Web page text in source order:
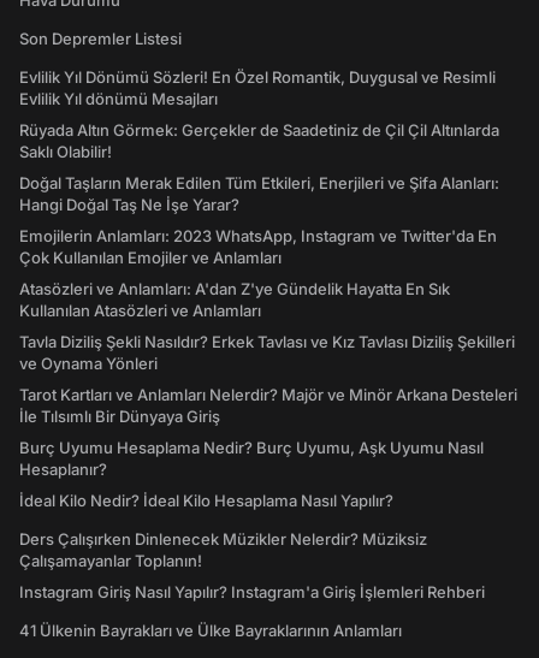
Son Depremler Listesi
Evlilik Yıl Dönümü Sözleri! En Özel Romantik, Duygusal ve Resimli
Evlilik Yıl dönümü Mesajları
Rüyada Altın Görmek: Gerçekler de Saadetiniz de Çil Çil Altınlarda
Saklı Olabilir!
Doğal Taşların Merak Edilen Tüm Etkileri, Enerjileri ve Şifa Alanları:
Hangi Doğal Taş Ne İşe Yarar?
Emojilerin Anlamları: 2023 WhatsApp, Instagram ve Twitter'da En
Çok Kullanılan Emojiler ve Anlamları
Atasözleri ve Anlamları: A'dan Z'ye Gündelik Hayatta En Sık
Kullanılan Atasözleri ve Anlamları
Tavla Diziliş Şekli Nasıldır? Erkek Tavlası ve Kız Tavlası Diziliş Şekilleri
ve Oynama Yönleri
Tarot Kartları ve Anlamları Nelerdir? Majör ve Minör Arkana Desteleri
İle Tılsımlı Bir Dünyaya Giriş
Burç Uyumu Hesaplama Nedir? Burç Uyumu, Aşk Uyumu Nasıl
Hesaplanır?
İdeal Kilo Nedir? İdeal Kilo Hesaplama Nasıl Yapılır?
Ders Çalışırken Dinlenecek Müzikler Nelerdir? Müziksiz
Çalışamayanlar Toplanın!
Instagram Giriş Nasıl Yapılır? Instagram'a Giriş İşlemleri Rehberi
41 Ülkenin Bayrakları ve Ülke Bayraklarının Anlamları